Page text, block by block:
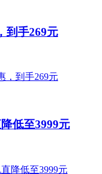
到手269元
低至3999元